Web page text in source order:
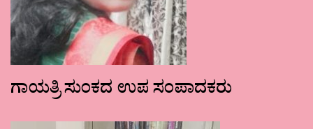
ಗಾಯತ್ರಿ ಸುಂಕದ ಉಪ ಸಂಪಾದಕರು